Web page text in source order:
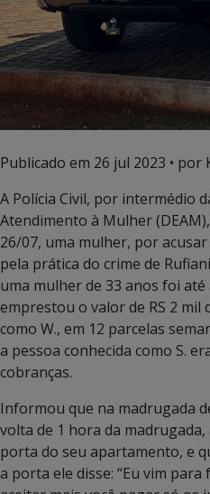
Publicado em 26 jul 2023 • por
A Polícia Civil, por intermédio
Atendimento à Mulher
26/07, uma mulher, por
pela prática do crime de
uma mulher de 33 anos foi
emprestou o valor de RS 2 mil
como W., em 12 parcelas
a pessoa conhecida como S.
cobranças.
Informou que na madrugada
volta de 1 hora da madrugada,
porta do seu apartamento, e
a porta ele disse: “Eu vim